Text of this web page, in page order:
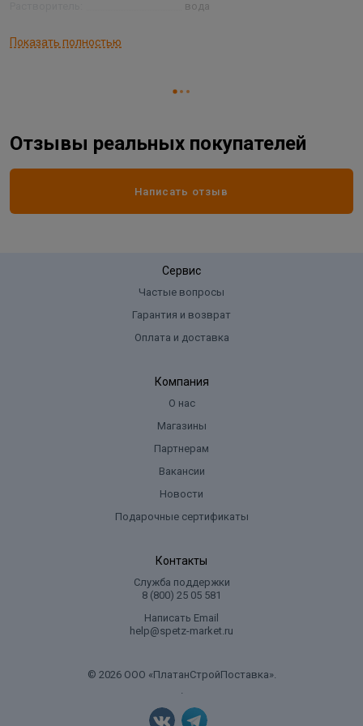
вода
Показать полностью
Отзывы реальных покупателей
Написать отзыв
Сервис
Частые вопросы
Гарантия и возврат
Оплата и доставка
Компания
О нас
Магазины
Партнерам
Вакансии
Новости
Подарочные сертификаты
Контакты
Служба поддержки
8 (800) 25 05 581
Написать Email
help@spetz-market.ru
© 2026 ООО «ПлатанСтройПоставка».
.